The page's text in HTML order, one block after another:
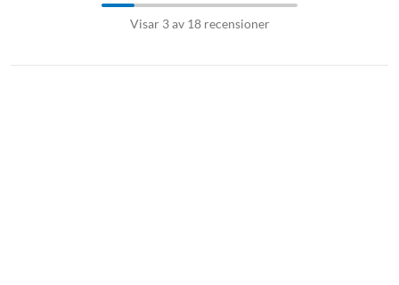
Visar 3 av 18 recensioner